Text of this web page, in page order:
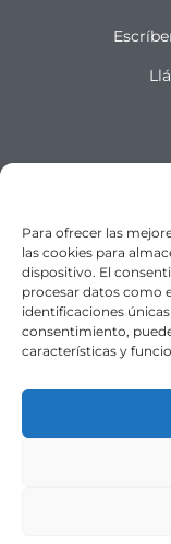
Para ofrecer las
las cookies para
dispositivo. El
procesar datos como
identificaciones
consentimiento,
características y